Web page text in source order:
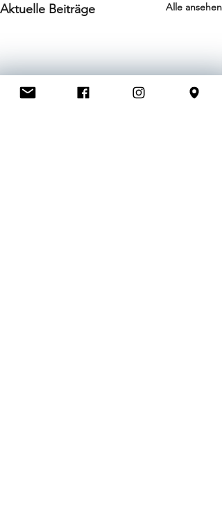
Aktuelle Beiträge Alle ansehen